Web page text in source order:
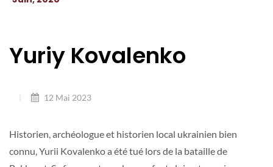
Yuriy Kovalenko
12 Mai 2023
Historien, archéologue et historien local ukrainien bien
connu, Yurii Kovalenko a été tué lors de la bataille de